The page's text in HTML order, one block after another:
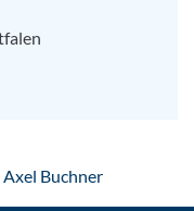
Buchner: Per E-